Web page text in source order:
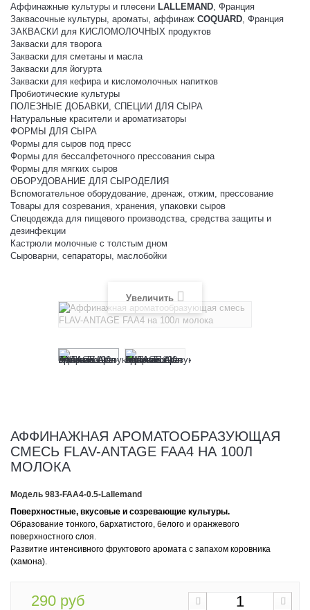
Аффинажные культуры и плесени LALLEMAND, Франция
Заквасочные культуры, ароматы, аффинаж COQUARD, Франция
ЗАКВАСКИ для КИСЛОМОЛОЧНЫХ продуктов
Закваски для творога
Закваски для сметаны и масла
Закваски для йогурта
Закваски для кефира и кисломолочных напитков
Пробиотические культуры
ПОЛЕЗНЫЕ ДОБАВКИ, СПЕЦИИ ДЛЯ СЫРА
Натуральные красители и ароматизаторы
ФОРМЫ ДЛЯ СЫРА
Формы для сыров под пресс
Формы для бессалфеточного прессования сыра
Формы для мягких сыров
ОБОРУДОВАНИЕ ДЛЯ СЫРОДЕЛИЯ
Вспомогательное оборудование, дренаж, отжим, прессование
Товары для созревания, хранения, упаковки сыров
Спецодежда для пищевого производства, средства защиты и
дезинфекции
Кастрюли молочные с толстым дном
Сыроварни, сепараторы, маслобойки
Увеличить
АФФИНАЖНАЯ АРОМАТООБРАЗУЮЩАЯ
СМЕСЬ FLAV-ANTAGE FAA4 НА 100Л
МОЛОКА
Модель 983-FAA4-0.5-Lallemand
Поверхностные, вкусовые и созревающие культуры.
Образование тонкого, бархатистого, белого и оранжевого
поверхностного слоя.
Развитие интенсивного фруктового аромата с запахом коровника
(хамона).
290 руб